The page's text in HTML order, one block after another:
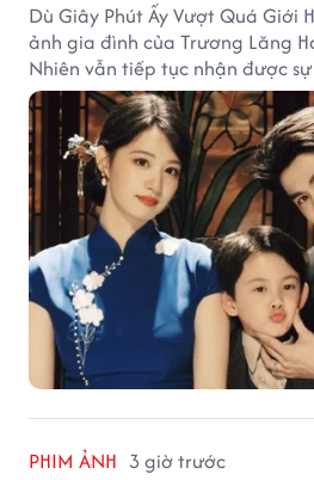
Dù Giây Phút Ấy Vượt Quá Giới
ảnh gia đình của Trương Lăng
Nhiên vẫn tiếp tục nhận được
giả.
PHIM ẢNH 3 giờ trước